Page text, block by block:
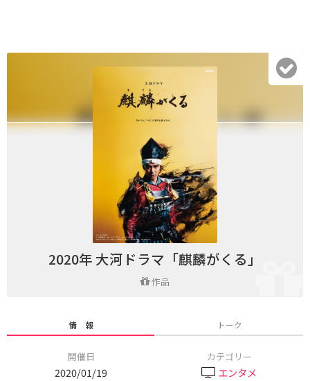
2020年 大河ドラマ「麒麟がくる」
作品
情 報 トーク
開催日
2020/01/19
カテゴリー
エンタメ